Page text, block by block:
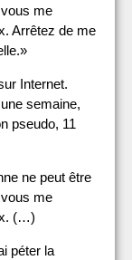
me
Arrêtez de me
Internet.
semaine,
pseudo, 11
ne peut être
me
(…)
péter la